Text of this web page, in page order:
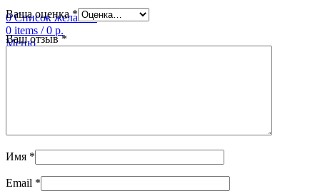
0Список желаний
0 items / 0 р.
Меню
Ваша оценка*
Ваш отзыв*
Имя *
Email *